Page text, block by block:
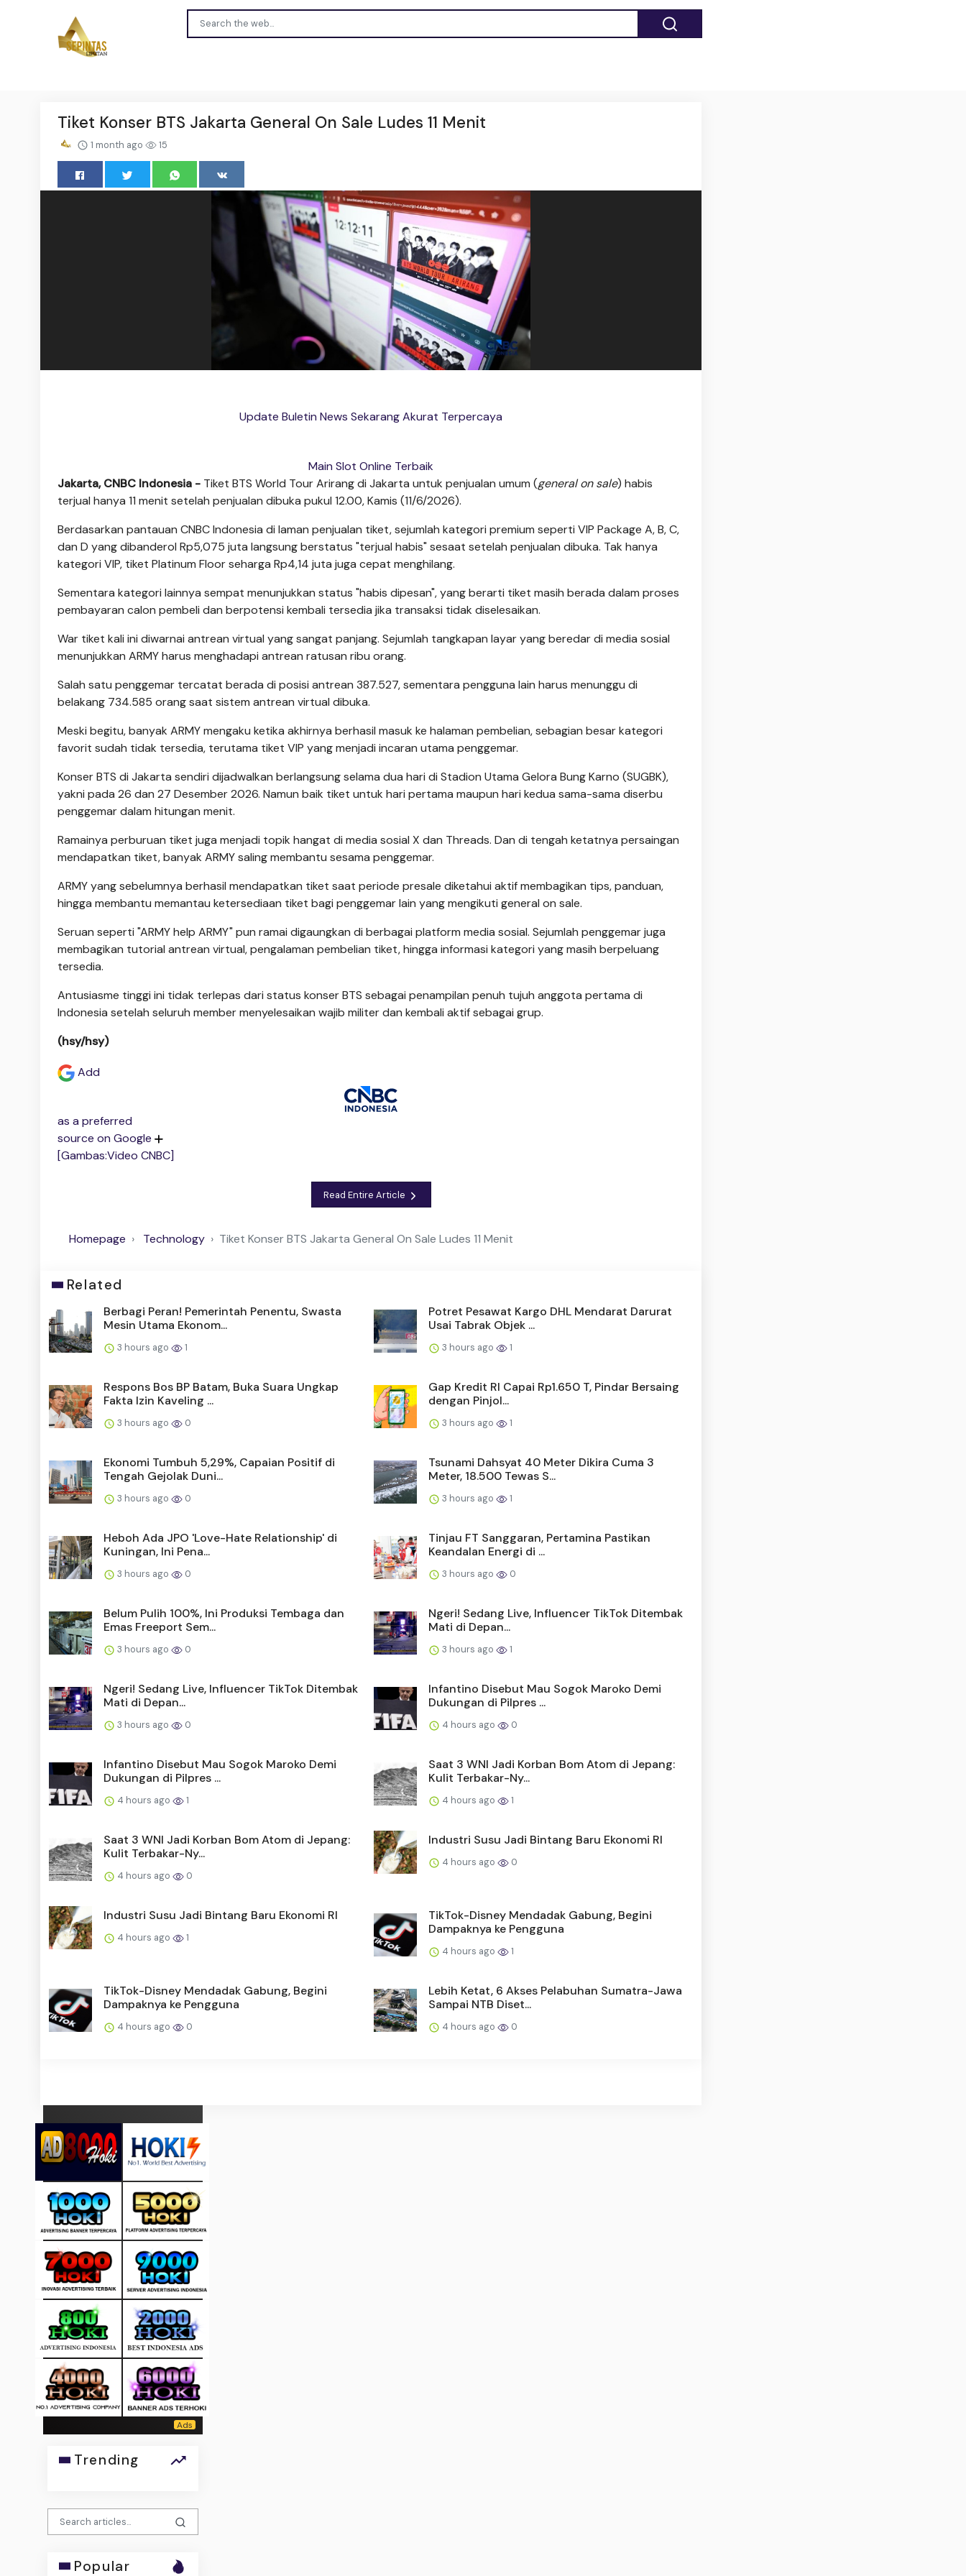
Tiket Konser BTS Jakarta General On Sale Ludes 11 Menit
1 month ago 15
Update Buletin News Sekarang Akurat Terpercaya
Main Slot Online Terbaik
Jakarta, CNBC Indonesia - Tiket BTS World Tour Arirang di Jakarta untuk penjualan umum (general on sale) habis
terjual hanya 11 menit setelah penjualan dibuka pukul 12.00, Kamis (11/6/2026).
Berdasarkan pantauan CNBC Indonesia di laman penjualan tiket, sejumlah kategori premium seperti VIP Package A, B, C,
dan D yang dibanderol Rp5,075 juta langsung berstatus "terjual habis" sesaat setelah penjualan dibuka. Tak hanya
kategori VIP, tiket Platinum Floor seharga Rp4,14 juta juga cepat menghilang.
Sementara kategori lainnya sempat menunjukkan status "habis dipesan", yang berarti tiket masih berada dalam proses
pembayaran calon pembeli dan berpotensi kembali tersedia jika transaksi tidak diselesaikan.
War tiket kali ini diwarnai antrean virtual yang sangat panjang. Sejumlah tangkapan layar yang beredar di media sosial
menunjukkan ARMY harus menghadapi antrean ratusan ribu orang.
Salah satu penggemar tercatat berada di posisi antrean 387.527, sementara pengguna lain harus menunggu di
belakang 734.585 orang saat sistem antrean virtual dibuka.
Meski begitu, banyak ARMY mengaku ketika akhirnya berhasil masuk ke halaman pembelian, sebagian besar kategori
favorit sudah tidak tersedia, terutama tiket VIP yang menjadi incaran utama penggemar.
Konser BTS di Jakarta sendiri dijadwalkan berlangsung selama dua hari di Stadion Utama Gelora Bung Karno (SUGBK),
yakni pada 26 dan 27 Desember 2026. Namun baik tiket untuk hari pertama maupun hari kedua sama-sama diserbu
penggemar dalam hitungan menit.
Ramainya perburuan tiket juga menjadi topik hangat di media sosial X dan Threads. Dan di tengah ketatnya persaingan
mendapatkan tiket, banyak ARMY saling membantu sesama penggemar.
ARMY yang sebelumnya berhasil mendapatkan tiket saat periode presale diketahui aktif membagikan tips, panduan,
hingga membantu memantau ketersediaan tiket bagi penggemar lain yang mengikuti general on sale.
Seruan seperti "ARMY help ARMY" pun ramai digaungkan di berbagai platform media sosial. Sejumlah penggemar juga
membagikan tutorial antrean virtual, pengalaman pembelian tiket, hingga informasi kategori yang masih berpeluang
tersedia.
Antusiasme tinggi ini tidak terlepas dari status konser BTS sebagai penampilan penuh tujuh anggota pertama di
Indonesia setelah seluruh member menyelesaikan wajib militer dan kembali aktif sebagai grup.
(hsy/hsy)
Add
as a preferred
source on Google
[Gambas:Video CNBC]
Read Entire Article
Homepage Technology Tiket Konser BTS Jakarta General On Sale Ludes 11 Menit
Related
Berbagi Peran! Pemerintah Penentu, Swasta
Mesin Utama Ekonom...
3 hours ago 1
Potret Pesawat Kargo DHL Mendarat Darurat
Usai Tabrak Objek ...
3 hours ago 1
Respons Bos BP Batam, Buka Suara Ungkap
Fakta Izin Kaveling ...
3 hours ago 0
Gap Kredit RI Capai Rp1.650 T, Pindar Bersaing
dengan Pinjol...
3 hours ago 1
Ekonomi Tumbuh 5,29%, Capaian Positif di
Tengah Gejolak Duni...
3 hours ago 0
Tsunami Dahsyat 40 Meter Dikira Cuma 3
Meter, 18.500 Tewas S...
3 hours ago 1
Heboh Ada JPO 'Love-Hate Relationship' di
Kuningan, Ini Pena...
3 hours ago 0
Tinjau FT Sanggaran, Pertamina Pastikan
Keandalan Energi di ...
3 hours ago 0
Belum Pulih 100%, Ini Produksi Tembaga dan
Emas Freeport Sem...
3 hours ago 0
Ngeri! Sedang Live, Influencer TikTok Ditembak
Mati di Depan...
3 hours ago 1
Ngeri! Sedang Live, Influencer TikTok Ditembak
Mati di Depan...
3 hours ago 0
Infantino Disebut Mau Sogok Maroko Demi
Dukungan di Pilpres ...
4 hours ago 0
Infantino Disebut Mau Sogok Maroko Demi
Dukungan di Pilpres ...
4 hours ago 1
Saat 3 WNI Jadi Korban Bom Atom di Jepang:
Kulit Terbakar-Ny...
4 hours ago 1
Saat 3 WNI Jadi Korban Bom Atom di Jepang:
Kulit Terbakar-Ny...
4 hours ago 0
Industri Susu Jadi Bintang Baru Ekonomi RI
4 hours ago 0
Industri Susu Jadi Bintang Baru Ekonomi RI
4 hours ago 1
TikTok-Disney Mendadak Gabung, Begini
Dampaknya ke Pengguna
4 hours ago 1
TikTok-Disney Mendadak Gabung, Begini
Dampaknya ke Pengguna
4 hours ago 0
Lebih Ketat, 6 Akses Pelabuhan Sumatra-Jawa
Sampai NTB Diset...
4 hours ago 0
Trending
Popular